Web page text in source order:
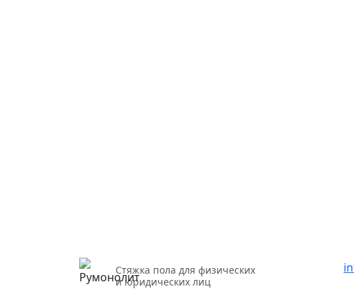
Стяжка пола для физических
и юридических лиц